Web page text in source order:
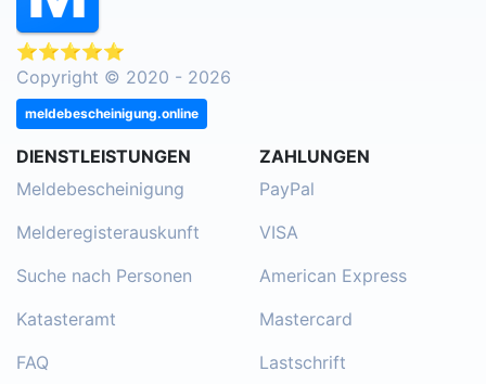
⭐⭐⭐⭐⭐
Copyright © 2020 - 2026
meldebescheinigung.online
DIENSTLEISTUNGEN
Meldebescheinigung
Melderegisterauskunft
Suche nach Personen
Katasteramt
FAQ
ZAHLUNGEN
PayPal
VISA
American Express
Mastercard
Lastschrift